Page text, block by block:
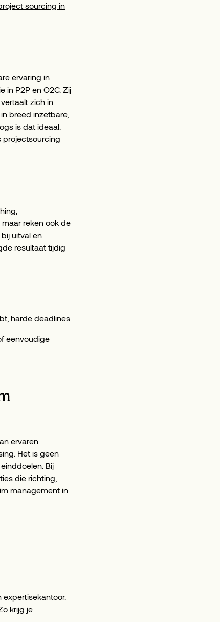
sourcing in
ervaring in
in P2P en O2C. Zij
zich in
breed inzetbare,
is dat ideaal.
projectsourcing
reken ook de
uitval en
resultaat tijdig
harde deadlines
eenvoudige
ervaren
Het is geen
Bij
die richting,
management in
krijg je